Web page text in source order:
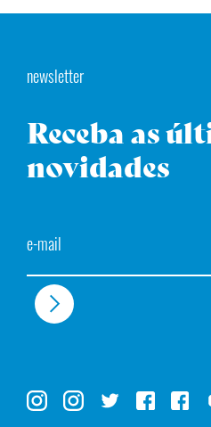
newsletter
Receba as
novidades
Email